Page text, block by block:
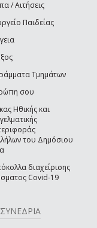
/ Αιτήσεις
Παιδείας
Τμημάτων
σου
Ηθικής και
του Δημόσιου
διαχείρισης
Covid-19